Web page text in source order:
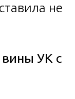
не
УК с